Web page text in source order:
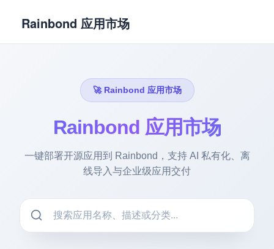
Rainbond 应用市场
🚀 Rainbond 应用市场
Rainbond 应用市场
一键部署开源应用到 Rainbond，支持 AI 私有化、离
线导入与企业级应用交付